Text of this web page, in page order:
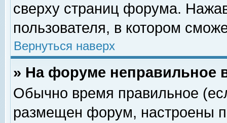
сверху страниц форума.
пользователя, в котором
Вернуться наверх
» На форуме неправильное
Обычно время правильное
размещен форум, настроены